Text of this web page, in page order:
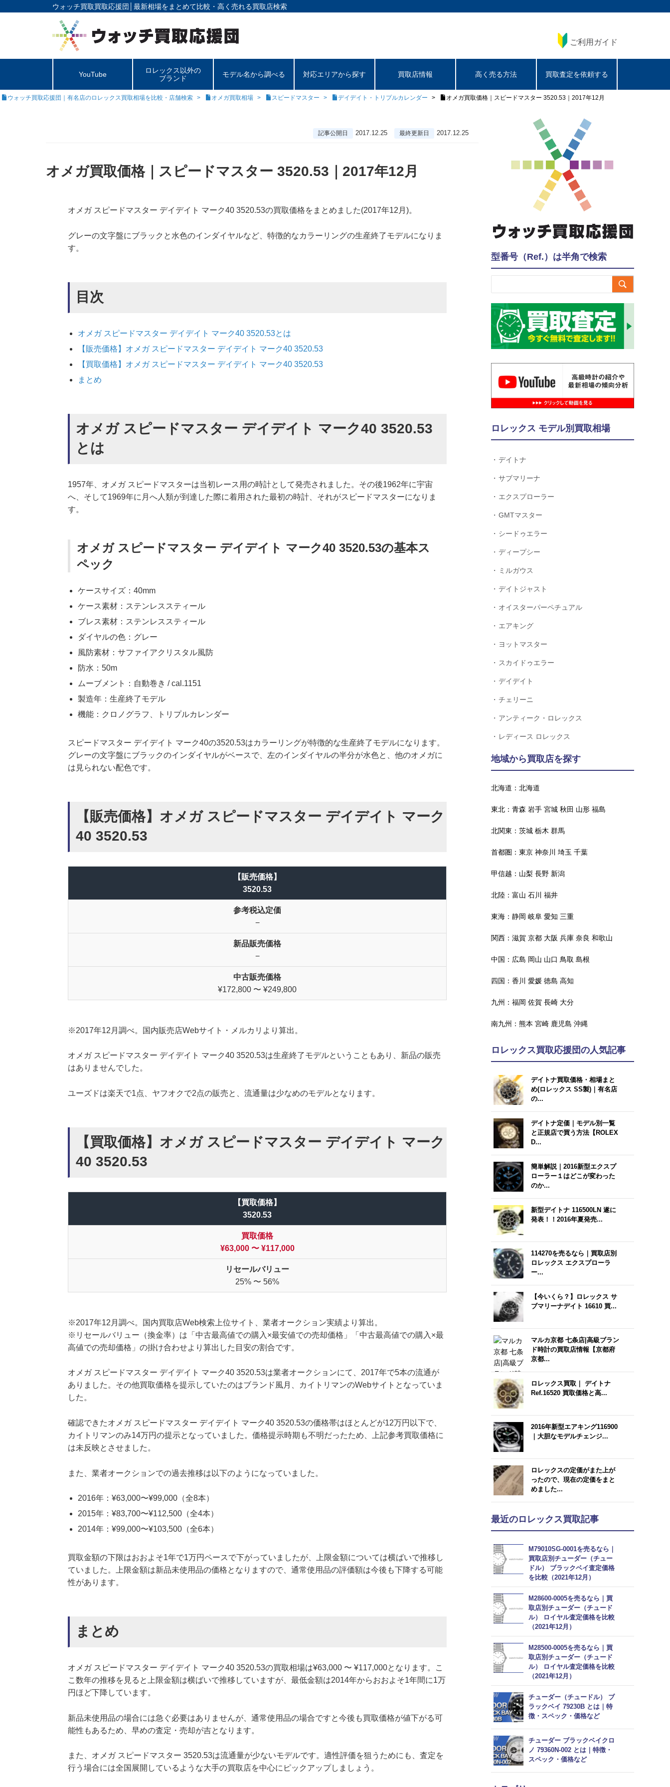
ウォッチ買取買取応援団│ 最新相場をまとめて比較・高く売れる買取店検索
ご利用ガイド
YouTube
ロレックス以外の
ブランド
モデル名から調べる 対応エリアから探す 買取店情報 高く売る方法 買取査定を依頼する
ウォッチ買取応援団｜有名店のロレックス買取相場を比較・店舗検索 オメガ買取相場 スピードマスター デイデイト・トリプルカレンダー オメガ買取価格｜スピードマスター 3520.53｜2017年12月
記事公開日 2017.12.25 最終更新日 2017.12.25
オメガ買取価格｜スピードマスター 3520.53｜2017年12月
オメガ スピードマスター デイデイト マーク40 3520.53の買取価格をまとめました(2017年12月)。
グレーの文字盤にブラックと水色のインダイヤルなど、特徴的なカラーリングの生産終了モデルになりま
す。
目次
オメガ スピードマスター デイデイト マーク40 3520.53とは
【販売価格】オメガ スピードマスター デイデイト マーク40 3520.53
【買取価格】オメガ スピードマスター デイデイト マーク40 3520.53
まとめ
オメガ スピードマスター デイデイト マーク40 3520.53
とは
1957年、オメガ スピードマスターは当初レース用の時計として発売されました。その後1962年に宇宙
へ、そして1969年に月へ人類が到達した際に着用された最初の時計、それがスピードマスターになりま
す。
オメガ スピードマスター デイデイト マーク40 3520.53の基本ス
ペック
ケースサイズ：40mm
ケース素材：ステンレススティール
ブレス素材：ステンレススティール
ダイヤルの色：グレー
風防素材：サファイアクリスタル風防
防水：50m
ムーブメント：自動巻き / cal.1151
製造年：生産終了モデル
機能：クロノグラフ、トリプルカレンダー
スピードマスター デイデイト マーク40の3520.53はカラーリングが特徴的な生産終了モデルになります。
グレーの文字盤にブラックのインダイヤルがベースで、左のインダイヤルの半分が水色と、他のオメガに
は見られない配色です。
【販売価格】オメガ スピードマスター デイデイト マーク
40 3520.53
【販売価格】
3520.53
参考税込定価
−
新品販売価格
−
中古販売価格
¥172,800 〜 ¥249,800
※2017年12月調べ。国内販売店Webサイト・メルカリより算出。
オメガ スピードマスター デイデイト マーク40 3520.53は生産終了モデルということもあり、新品の販売
はありませんでした。
ユーズドは楽天で1点、ヤフオクで2点の販売と、流通量は少なめのモデルとなります。
【買取価格】オメガ スピードマスター デイデイト マーク
40 3520.53
【買取価格】
3520.53
買取価格
¥63,000 〜 ¥117,000
リセールバリュー
25% 〜 56%
※2017年12月調べ。国内買取店Web検索上位サイト、業者オークション実績より算出。
※リセールバリュー（換金率）は「中古最高値での購入×最安値での売却価格」「中古最高値での購入×最
高値での売却価格」の掛け合わせより算出した目安の割合です。
オメガ スピードマスター デイデイト マーク40 3520.53は業者オークションにて、2017年で5本の流通が
ありました。その他買取価格を提示していたのはブランド風月、カイトリマンのWebサイトとなっていま
した。
確認できたオメガ スピードマスター デイデイト マーク40 3520.53の価格帯はほとんどが12万円以下で、
カイトリマンのみ14万円の提示となっていました。価格提示時期も不明だったため、上記参考買取価格に
は未反映とさせました。
また、業者オークションでの過去推移は以下のようになっていました。
2016年：¥63,000〜¥99,000（全8本）
2015年：¥83,700〜¥112,500（全4本）
2014年：¥99,000〜¥103,500（全6本）
買取金額の下限はおおよそ1年で1万円ペースで下がっていましたが、上限金額については横ばいで推移し
ていました。上限金額は新品未使用品の価格となりますので、通常使用品の評価額は今後も下降する可能
性があります。
まとめ
オメガ スピードマスター デイデイト マーク40 3520.53の買取相場は¥63,000 〜 ¥117,000となります。こ
こ数年の推移を見ると上限金額は横ばいで推移していますが、最低金額は2014年からおおよそ1年間に1万
円ほど下降しています。
新品未使用品の場合には急ぐ必要はありませんが、通常使用品の場合ですと今後も買取価格が値下がる可
能性もあるため、早めの査定・売却が吉となります。
また、オメガ スピードマスター 3520.53は流通量が少ないモデルです。適性評価を狙うためにも、査定を
行う場合には全国展開しているような大手の買取店を中心にピックアップしましょう。
型番号（Ref.）は半角で検索

ロレックス モデル別買取相場
デイトナ
サブマリーナ
エクスプローラー
GMTマスター
シードゥエラー
ディープシー
ミルガウス
デイトジャスト
オイスターパーペチュアル
エアキング
ヨットマスター
スカイドゥエラー
デイデイト
チェリーニ
アンティーク・ロレックス
レディース ロレックス
地域から買取店を探す
北海道： 北海道
東北： 青森 岩手 宮城 秋田 山形 福島
北関東： 茨城 栃木 群馬
首都圏： 東京 神奈川 埼玉 千葉
甲信越： 山梨 長野 新潟
北陸： 富山 石川 福井
東海： 静岡 岐阜 愛知 三重
関西： 滋賀 京都 大阪 兵庫 奈良 和歌山
中国： 広島 岡山 山口 鳥取 島根
四国： 香川 愛媛 徳島 高知
九州： 福岡 佐賀 長崎 大分
南九州： 熊本 宮崎 鹿児島 沖縄
ロレックス買取応援団の人気記事
デイトナ買取価格・相場まと
め(ロレックス SS製)｜有名店
の...
デイトナ定価｜モデル別一覧
と正規店で買う方法【ROLEX
D...
簡単解説｜2016新型エクスプ
ローラー１はどこが変わった
のか...
新型デイトナ 116500LN 遂に
発表！！2016年夏発売...
114270を売るなら｜買取店別
ロレックス エクスプローラ
ー...
【今いくら？】ロレックス サ
ブマリーナデイト 16610 買...
マルカ京都 七条店|高級ブラン
ド時計の買取店情報【京都府
京都...
ロレックス買取｜ デイトナ
Ref.16520 買取価格と高...
2016年新型エアキング116900
｜大胆なモデルチェンジ...
ロレックスの定価がまた上が
ったので、現在の定価をまと
めました...
最近のロレックス買取記事
M79010SG-0001を売るなら｜
買取店別チューダー（チュー
ドル） ブラックベイ査定価格
を比較（2021年12月）
M28600-0005を売るなら｜買
取店別チューダー（チュード
ル） ロイヤル査定価格を比較
（2021年12月）
M28500-0005を売るなら｜買
取店別チューダー（チュード
ル） ロイヤル査定価格を比較
（2021年12月）
チューダー（チュードル） ブ
ラックベイ 79230B とは｜特
徴・スペック・価格など
チューダー ブラックベイクロ
ノ 79360N-002 とは｜特徴・
スペック・価格など